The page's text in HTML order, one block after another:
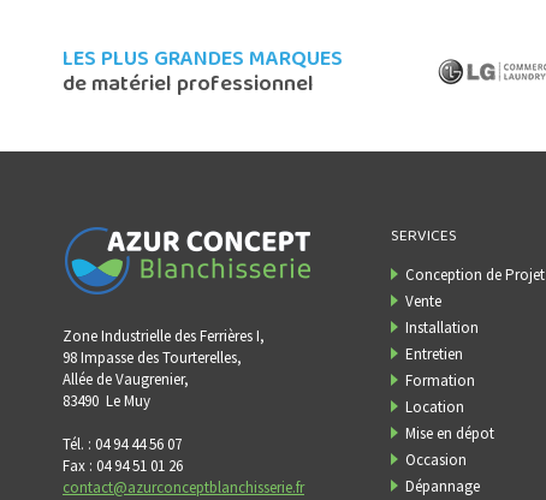
LES PLUS GRANDES MARQUES
de matériel professionnel
Zone Industrielle des Ferrières I,
98 Impasse des Tourterelles,
Allée de Vaugrenier,
83490 Le Muy
Tél. : 04 94 44 56 07
Fax : 04 94 51 01 26
contact@azurconceptblanchisserie.fr
SERVICES
Conception de Projet
Vente
Installation
Entretien
Formation
Location
Mise en dépot
Occasion
Dépannage